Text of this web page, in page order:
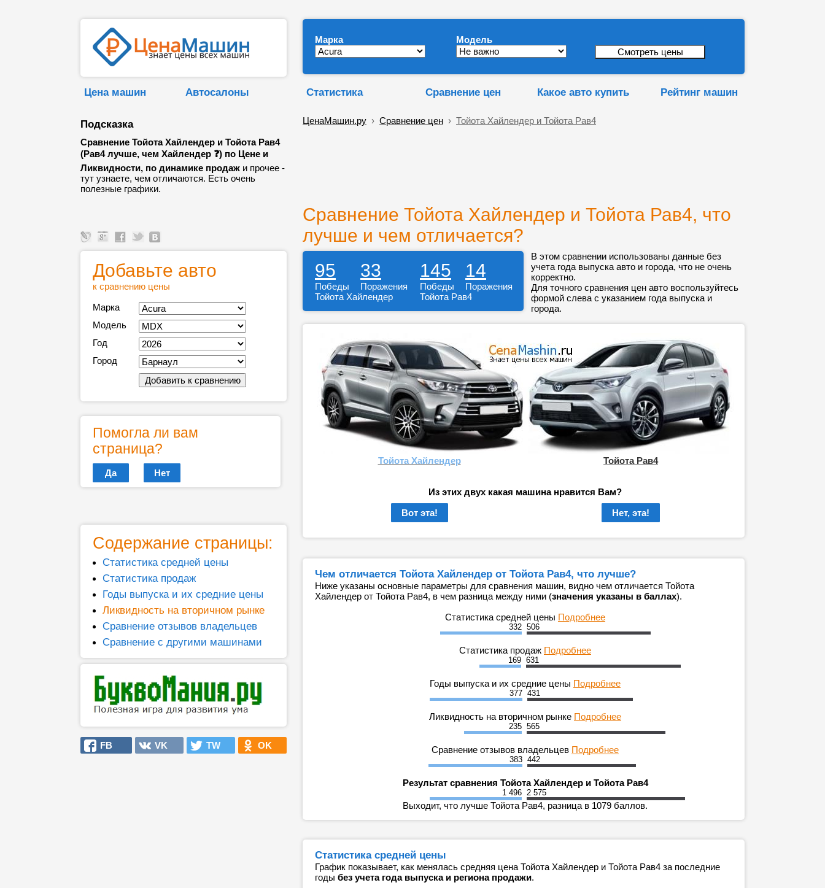
Марка Модель
Цена машин Автосалоны Статистика Сравнение цен Какое авто купить Рейтинг машин
Подсказка
Сравнение Тойота Хайлендер и Тойота Рав4
(Рав4 лучше, чем Хайлендер ❓) по Цене и
Ликвидности, по динамике продаж и прочее -
тут узнаете, чем отличаются. Есть очень
полезные графики.
ЦенаМашин.ру › Сравнение цен › Тойота Хайлендер и Тойота Рав4
Сравнение Тойота Хайлендер и Тойота Рав4, что
лучше и чем отличается?
Добавьте авто
к сравнению цены
Марка
Модель
Год
Город
Помогла ли вам
страница?
Да Нет
Содержание страницы:
Статистика средней цены
Статистика продаж
Годы выпуска и их средние цены
Ликвидность на вторичном рынке
Сравнение отзывов владельцев
Сравнение с другими машинами
FB VK TW OK
95 33 145 14
Победы Поражения Победы
Поражения
Тойота Хайлендер
Тойота Рав4
В этом сравнении использованы данные без
учета года выпуска авто и города, что не очень
корректно.
Для точного сравнения цен авто воспользуйтесь
формой слева с указанием года выпуска и
города.
Тойота Хайлендер Тойота Рав4
Из этих двух какая машина нравится Вам?
Вот эта!
Нет, эта!
Чем отличается Тойота Хайлендер от Тойота Рав4, что лучше?
Ниже указаны основные параметры для сравнения машин, видно чем отличается Тойота
Хайлендер от Тойота Рав4, в чем разница между ними (значения указаны в баллах).
Статистика средней цены Подробнее
332 506
Статистика продаж Подробнее
169 631
Годы выпуска и их средние цены Подробнее
377 431
Ликвидность на вторичном рынке Подробнее
235 565
Сравнение отзывов владельцев Подробнее
383 442
Результат сравнения Тойота Хайлендер и Тойота Рав4
1 496 2 575
Выходит, что лучше Тойота Рав4, разница в 1079 баллов.
Статистика средней цены
График показывает, как менялась средняя цена Тойота Хайлендер и Тойота Рав4 за последние
годы без учета года выпуска и региона продажи.